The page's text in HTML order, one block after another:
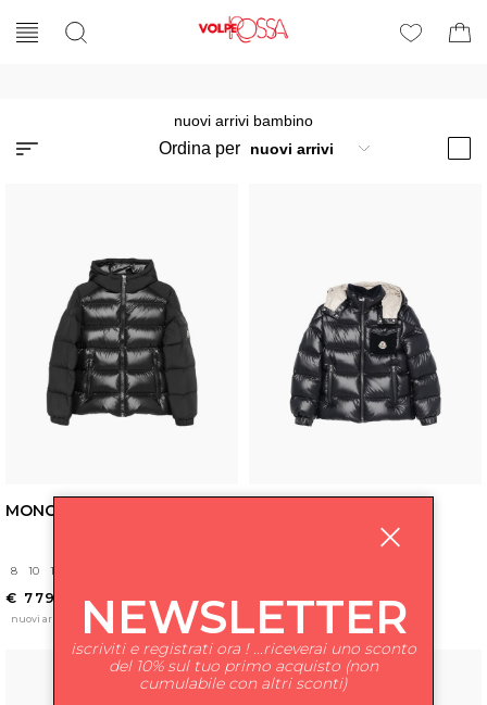
nuovi arrivi bambino
Ordina per
MONCLER ENFANT
8 10 12
€ 779.00
nuovi arrivi
€ 849.00
nuovi arrivi
NEWSLETTER
iscriviti e registrati ora ! ...riceverai uno sconto
del 10% sul tuo primo acquisto (non
cumulabile con altri sconti)